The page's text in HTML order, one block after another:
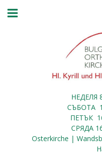
НЕДЕЛЯ
СЪБОТА
ПЕТЪК
СРЯДА
Osterkirche |